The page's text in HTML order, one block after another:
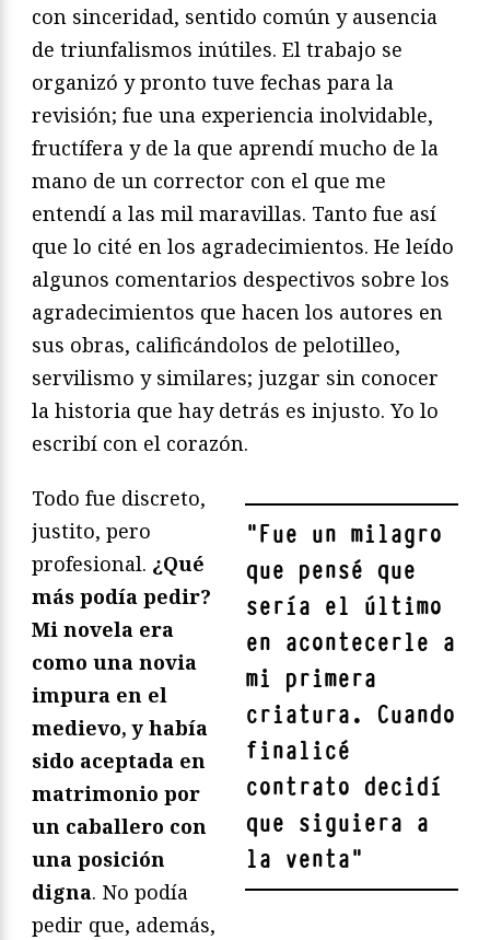
con sinceridad, sentido común y ausencia
de triunfalismos inútiles. El trabajo se
organizó y pronto tuve fechas para la
revisión; fue una experiencia inolvidable,
fructífera y de la que aprendí mucho de la
mano de un corrector con el que me
entendí a las mil maravillas. Tanto fue así
que lo cité en los agradecimientos. He leído
algunos comentarios despectivos sobre los
agradecimientos que hacen los autores en
sus obras, calificándolos de pelotilleo,
servilismo y similares; juzgar sin conocer
la historia que hay detrás es injusto. Yo lo
escribí con el corazón.
"Fue un milagro
que pensé que
sería el último
en acontecerle a
mi primera
criatura. Cuando
finalicé
contrato decidí
que siguiera a
la venta"
Todo fue discreto,
justito, pero
profesional. ¿Qué
más podía pedir?
Mi novela era
como una novia
impura en el
medievo, y había
sido aceptada en
matrimonio por
un caballero con
una posición
digna. No podía
pedir que, además,